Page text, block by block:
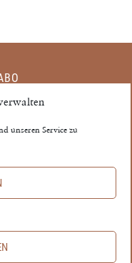
unseren Service zu
KONTO